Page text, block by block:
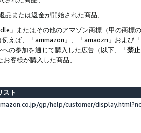
品または返金が開始された商品、
」またはその他のアマゾン商標（甲の商
えば、「ammazon」、「amaozn」および
の参加を通じて購入した広告（以下、「禁
客様が購入した商品、
スト
gp/help/customer/